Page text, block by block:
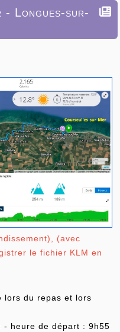
Longues-sur-
(avec
le fichier KLM en
lors du repas et lors
- heure de départ : 9h55